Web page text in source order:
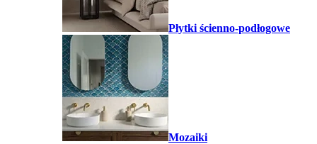
Płytki ścienno-podłogowe
Mozaiki